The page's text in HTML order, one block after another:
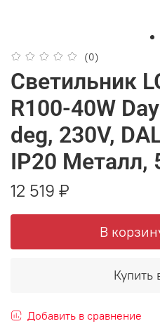
(0)
Светильник
R100-40W
deg, 230V,
IP20 Металл,
12 519 ₽
В
Купить
Добавить в сравнение